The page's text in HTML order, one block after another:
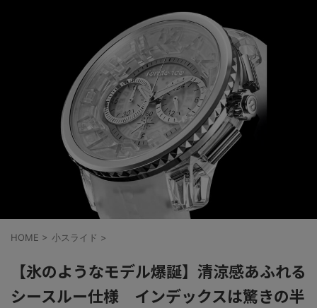
HOME > 小スライド >
【氷のようなモデル爆誕】清涼感あふれる
シースルー仕様 インデックスは驚きの半